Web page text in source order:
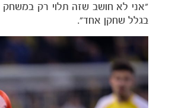
"אני לא חושב שזה תלוי רק במשחק
בגלל שחקן אחד".